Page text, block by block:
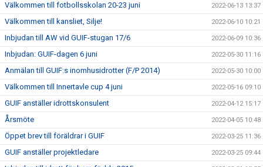
Välkommen till fotbollsskolan 20-23 juni 2022-06-13 13:37
Välkommen till kansliet, Silje! 2022-06-10 10:21
Inbjudan till AW vid GUIF-stugan 17/6 2022-06-09 10:36
Inbjudan: GUIF-dagen 6 juni 2022-05-30 11:16
Anmälan till GUIF:s inomhusidrotter (F/P 2014) 2022-05-30 10:00
Välkommen till Innertavle cup 4 juni 2022-05-16 09:10
GUIF anställer idrottskonsulent 2022-04-12 15:17
Årsmöte 2022-04-05 10:48
Öppet brev till föräldrar i GUIF 2022-03-25 11:36
GUIF anställer projektledare 2022-03-25 09:44